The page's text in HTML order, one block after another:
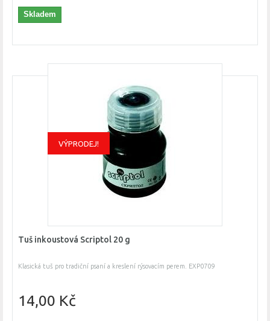
Skladem
VÝPRODEJ!
Tuš inkoustová Scriptol 20 g
Klasická tuš pro tradiční psaní a kreslení rýsovacím perem. EXP0709
14,00 Kč